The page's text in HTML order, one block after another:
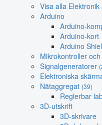
Visa alla
Arduino
Arduino-
Arduino-kort
Arduino
Mikrokontroller
Signalgeneratorer
Elektroniska
Nätaggregat (39)
Reglerbar
3D-utskrift
3D-skrivare